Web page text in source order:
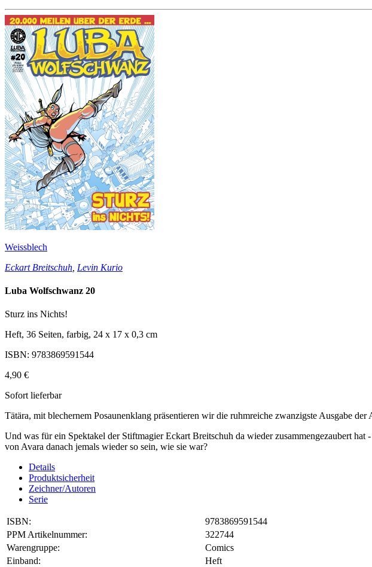
Weissblech
Eckart Breitschuh Levin Kurio
Luba Wolfschwanz 20
Sturz ins Nichts!
Heft, 36 Seiten, farbig, 24 x 17 x 0,3 cm
ISBN: 9783869591544
4,90 €
Sofort lieferbar
Tätära, mit blechernem Posaunenklang präsentieren wir die ruhmreiche zwanzigste Ausgabe
Und was für ein Spektakel der Stiftmagier Eckart Breitschuh da wieder zusammengezaubert
von Avara danach jemals wieder so sein, wie sie war?
Details
Produktsicherheit
Zeichner/Autoren
Serie
ISBN:
9783869591544
PPM Artikelnummer:
322744
Warengruppe:
Comics
Einband:
Heft